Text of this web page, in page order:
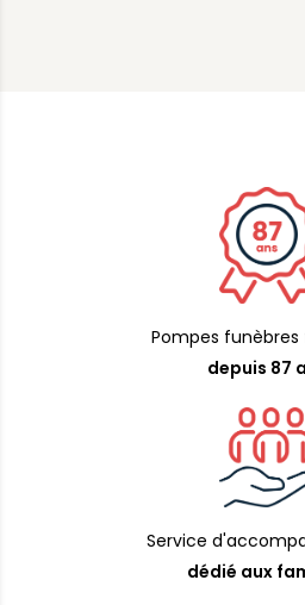
Pompes funèbres
depuis 87
Service
dédié aux